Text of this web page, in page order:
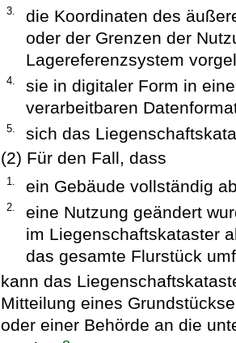
3.
die Koordinaten des
oder der Grenzen der
Lagereferenzsystem
4.
sie in digitaler Form in
verarbeitbaren
5.
sich das
(2) Für den Fall, dass
1. ein Gebäude vollständig
2.
eine Nutzung geändert
im Liegenschaftskataster
das gesamte Flurstück
kann das
Mitteilung eines
oder einer Behörde an die